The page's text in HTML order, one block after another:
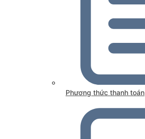
Phương thức thanh toán